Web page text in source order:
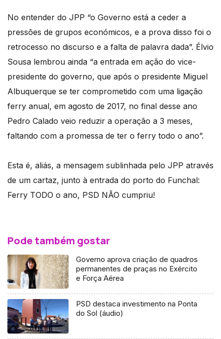
No entender do JPP “o Governo está a ceder a
pressões de grupos económicos, e a prova disso foi o
retrocesso no discurso e a falta de palavra dada”. Élvio
Sousa lembrou ainda “a entrada em ação do vice-
presidente do governo, que após o presidente Miguel
Albuquerque se ter comprometido com uma ligação
ferry anual, em agosto de 2017, no final desse ano
Pedro Calado veio reduzir a operação a 3 meses,
faltando com a promessa de ter o ferry todo o ano”.
Esta é, aliás, a mensagem sublinhada pelo JPP através
de um cartaz, junto à entrada do porto do Funchal:
Ferry TODO o ano, PSD NÃO cumpriu!
Pode também gostar
Governo aprova criação de quadros
permanentes de praças no Exército
e Força Aérea
PSD destaca investimento na Ponta
do Sol (áudio)